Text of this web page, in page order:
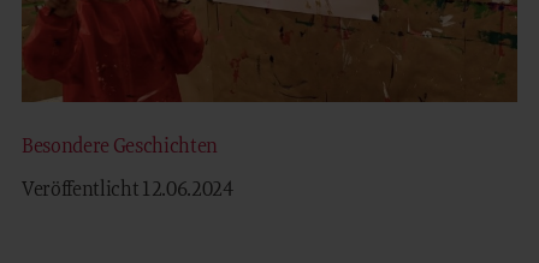
OUTDOOR
IT EN
Besondere Geschichten
Veröffentlicht 12.06.2024